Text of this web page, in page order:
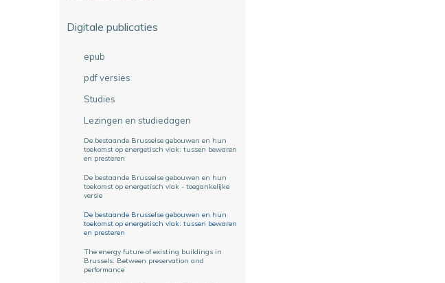
Digitale publicaties
epub
pdf versies
Studies
Lezingen en studiedagen
De bestaande Brusselse gebouwen en hun
toekomst op energetisch vlak: tussen bewaren
en presteren
De bestaande Brusselse gebouwen en hun
toekomst op energetisch vlak - toegankelijke
versie
De bestaande Brusselse gebouwen en hun
toekomst op energetisch vlak: tussen bewaren
en presteren
The energy future of existing buildings in
Brussels: Between preservation and
performance